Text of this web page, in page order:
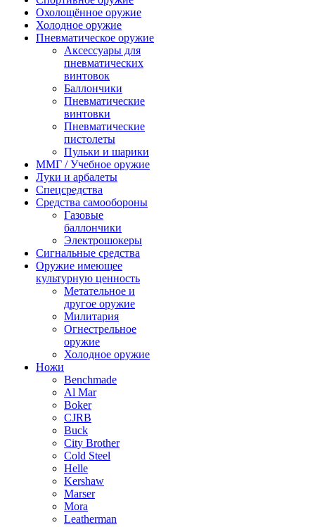
Охолощённое оружие
Холодное оружие
Пневматическое оружие
Аксессуары для
пневматических
винтовок
Баллончики
Пневматические
винтовки
Пневматические
пистолеты
Пульки и шарики
ММГ / Учебное оружие
Луки и арбалеты
Спецсредства
Средства самообороны
Газовые
баллончики
Электрошокеры
Сигнальные средства
Оружие имеющее
культурную ценность
Метательное и
другое оружие
Милитария
Огнестрельное
оружие
Холодное оружие
Ножи
Benchmade
Al Mar
Boker
CJRB
Buck
City Brother
Cold Steel
Helle
Kershaw
Marser
Mora
Leatherman